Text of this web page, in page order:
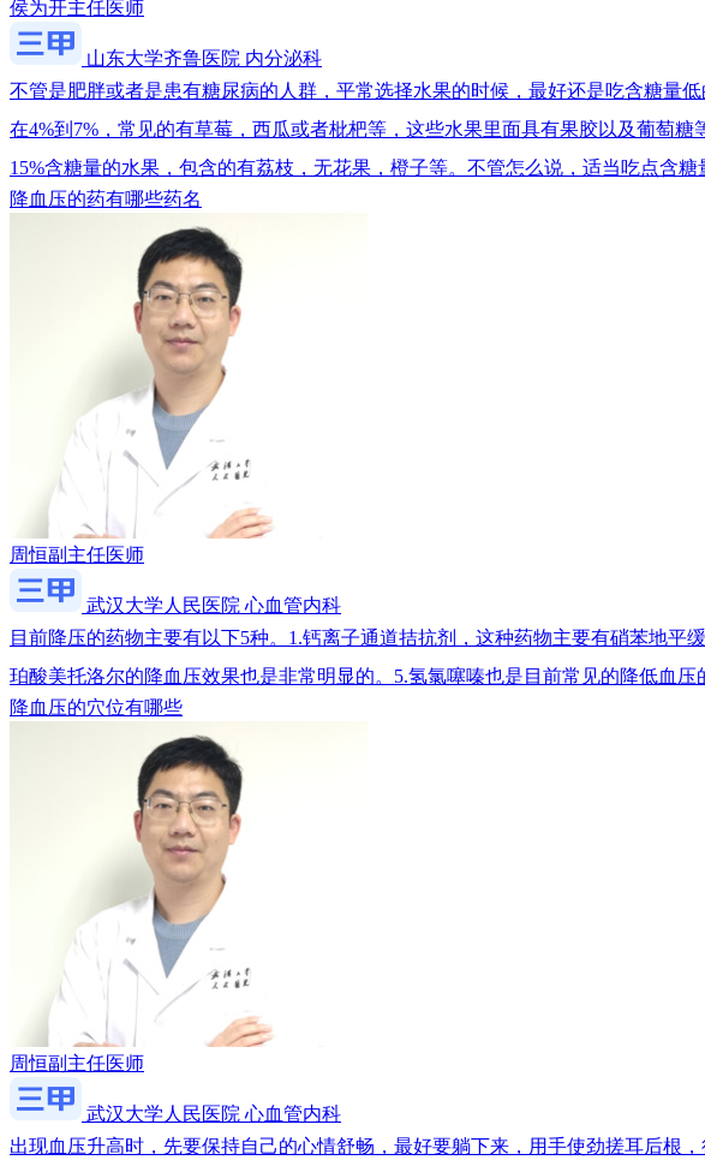
侯为开主任医师
山东大学齐鲁医院 内分泌科
不管是肥胖或者是患有糖尿病的人群，平常选择水果的时候，最好还是吃含糖量
在4%到7%，常见的有草莓，西瓜或者枇杷等，这些水果里面具有果胶以及葡萄
15%含糖量的水果，包含的有荔枝，无花果，橙子等。不管怎么说，适当吃点含糖
降血压的药有哪些药名
周恒副主任医师
武汉大学人民医院 心血管内科
目前降压的药物主要有以下5种。1.钙离子通道拮抗剂，这种药物主要有硝苯地
珀酸美托洛尔的降血压效果也是非常明显的。5.氢氯噻嗪也是目前常见的降低血压
降血压的穴位有哪些
周恒副主任医师
武汉大学人民医院 心血管内科
出现血压升高时，先要保持自己的心情舒畅，最好要躺下来，用手使劲搓耳后根